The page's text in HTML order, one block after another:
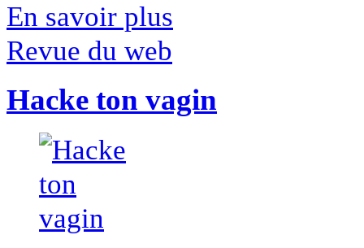
En savoir plus
Revue du web
Hacke ton vagin